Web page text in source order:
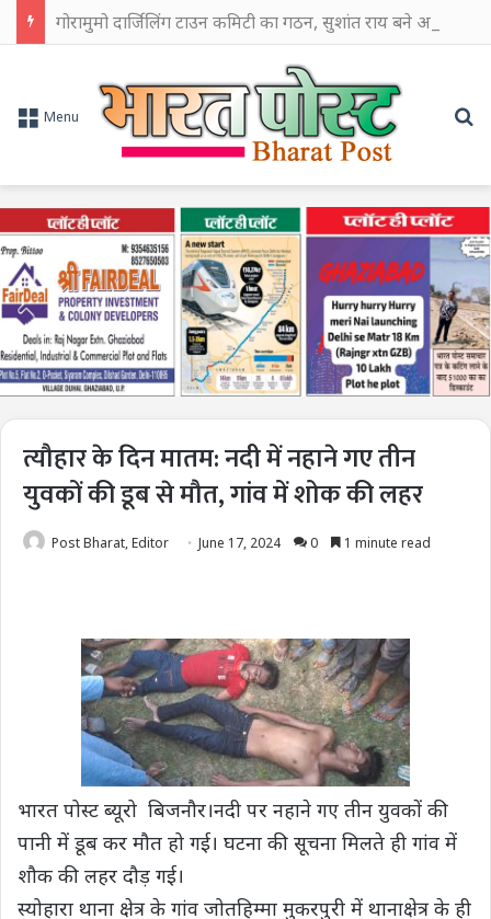
Menu
त्यौहार के दिन मातम: नदी में नहाने गए तीन
युवकों की डूब से मौत, गांव में शोक की लहर
Post Bharat, Editor June 17, 2024 0 1 minute read
भारत पोस्ट ब्यूरो बिजनौर।नदी पर नहाने गए तीन युवकों की
पानी में डूब कर मौत हो गई। घटना की सूचना मिलते ही गांव में
शौक की लहर दौड़ गई।
स्योहारा थाना क्षेत्र के गांव जोतहिम्मा मुकरपुरी में थानाक्षेत्र के ही